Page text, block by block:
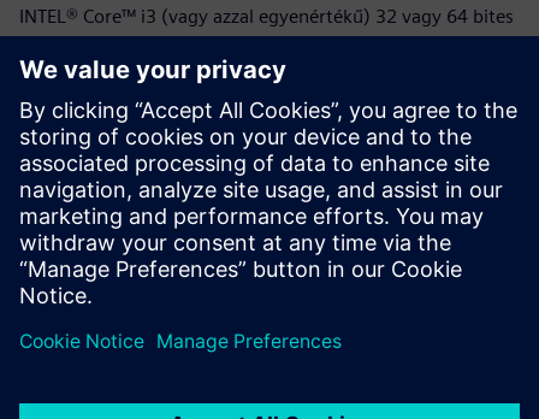
INTEL® Core™ i3 (vagy azzal egyenértékű) 32 vagy 64 bites
Microsoft® Windows® 10 (korlátozott támogatás a
Windows 7 SP1 és a Windows 8 rendszerhez)
Vagy 2 GB vagy 8 GB (vagy magasabb) RAM
OpenGL®, NVIDIA® GeForce® GTX sorozat vagy AMD
Radeon™ RX sorozat kompatibilis
40 GB elérhető a merevlemezen vagy az SSD-n
A felhőalapú licenckezeléshez internetkapcsolat szükséges